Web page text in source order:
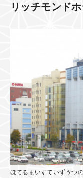
リッチモンド
ほてるまいすていずうつ